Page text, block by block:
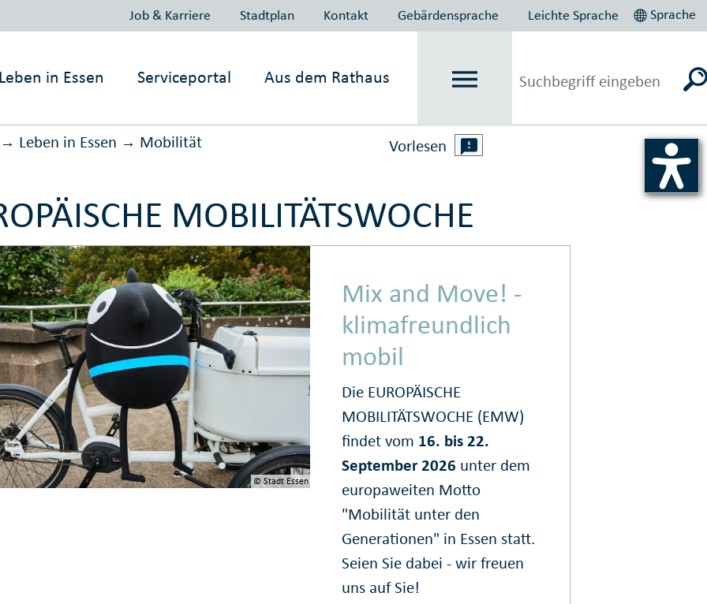
Job & Karriere Stadtplan Kontakt Gebärdensprache Leichte Sprache Sprache
in Essen Serviceportal Aus dem Rathaus
→ Leben in Essen → Mobilität Vorlesen
MOBILITÄTSWOCHE
© Stadt Essen
Mix and Move! -
klimafreundlich
mobil
Die EUROPÄISCHE
MOBILITÄTSWOCHE (EMW)
findet vom 16. bis 22.
September 2026 unter dem
europaweiten Motto
"Mobilität unter den
Generationen" in Essen statt.
Seien Sie dabei - wir freuen
uns auf Sie!